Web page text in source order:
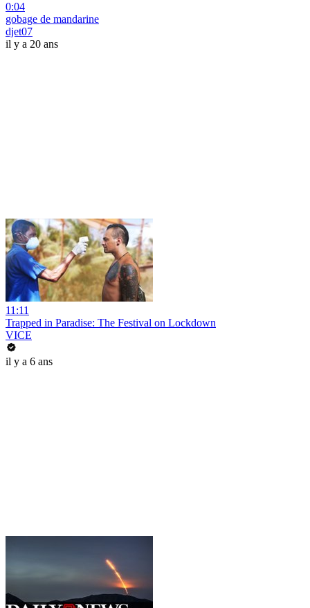
0:04
gobage de mandarine
djet07
il y a 20 ans
11:11
Trapped in Paradise: The Festival on Lockdown
VICE
il y a 6 ans